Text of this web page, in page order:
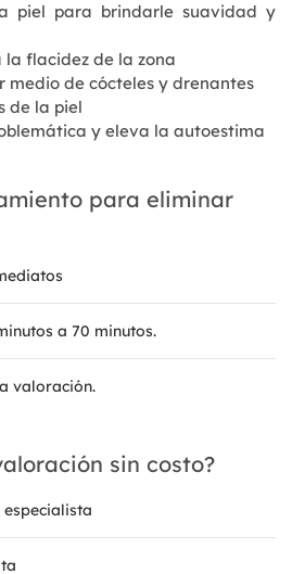
piel para brindarle suavidad y
flacidez de la zona
medio de cócteles y drenantes
de la piel
y eleva la autoestima
para eliminar
a 70 minutos.
valoración.
sin costo?
especialista